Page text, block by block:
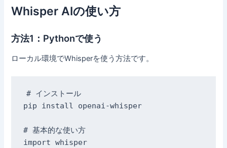
Whisper AIの使い方
方法1：Pythonで使う
ローカル環境でWhisperを使う方法です。
# インストール
pip install openai-whisper
# 基本的な使い方
import whisper